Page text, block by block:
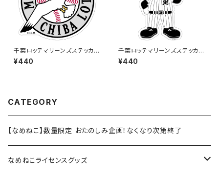
千葉ロッテマリーンズステッカー
15
¥440
千葉ロッテマリーンズステッカー
13
¥440
CATEGORY
【なめねこ】数量限定 おたのしみ企画！なくなり次第終了
なめねこライセンスグッズ